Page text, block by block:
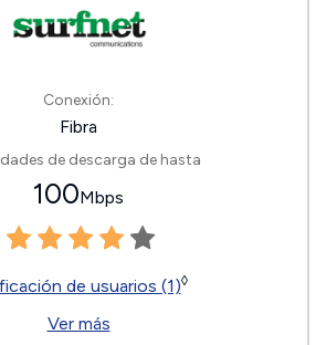
Conexión:
Fibra
de descarga de hasta
100Mbps
de usuarios (1)◊
Ver más